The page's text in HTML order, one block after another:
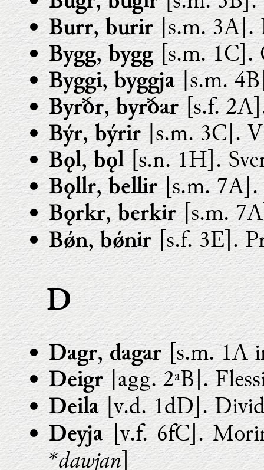
Burr,burir[s.m. 3A].
Bygg,bygg[s.m. 1C].
Byggi,byggja[s.m.
Byrðr,byrðar[s.f.
Býr,býrir[s.m. 3C].
Bǫl,bǫl[s.n. 1H].
Bǫllr,bellir[s.m. 7A].
Bǫrkr,berkir[s.m.
Bǿn,bǿnir[s.f. 3E].
D
Dagr,dagar[s.m. 1A
Deigr[agg. 2ªB].
Deila[v.d. 1dD].
Deyja[v.f. 6fC].
*dawjan]